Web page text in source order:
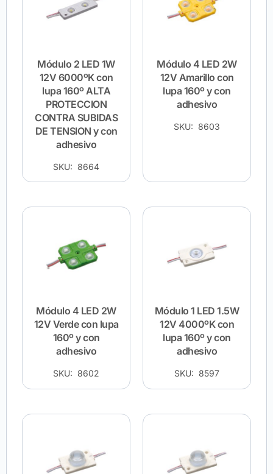
Módulo 2 LED 1W
12V 6000ºK con
lupa 160º ALTA
PROTECCION
CONTRA SUBIDAS
DE TENSION y con
adhesivo
SKU: 8664
Módulo 4 LED 2W
12V Amarillo con
lupa 160º y con
adhesivo
SKU: 8603
Módulo 4 LED 2W
12V Verde con lupa
160º y con
adhesivo
SKU: 8602
Módulo 1 LED 1.5W
12V 4000ºK con
lupa 160º y con
adhesivo
SKU: 8597